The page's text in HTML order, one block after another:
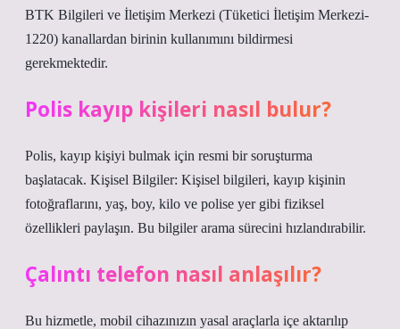
BTK Bilgileri ve İletişim Merkezi (Tüketici İletişim Merkezi-
1220) kanallardan birinin kullanımını bildirmesi
gerekmektedir.
Polis kayıp kişileri nasıl bulur?
Polis, kayıp kişiyi bulmak için resmi bir soruşturma
başlatacak. Kişisel Bilgiler: Kişisel bilgileri, kayıp kişinin
fotoğraflarını, yaş, boy, kilo ve polise yer gibi fiziksel
özellikleri paylaşın. Bu bilgiler arama sürecini hızlandırabilir.
Çalıntı telefon nasıl anlaşılır?
Bu hizmetle, mobil cihazınızın yasal araçlarla içe aktarılıp